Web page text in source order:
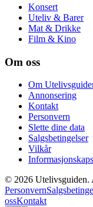
Konsert
Uteliv & Barer
Mat & Drikke
Film & Kino
Om oss
Om
Annonsering
Kontakt
Personvern
Slette dine data
Salgsbetingelser
Vilkår
© 2026 Utelivsguiden.
Personvern
ossKontakt